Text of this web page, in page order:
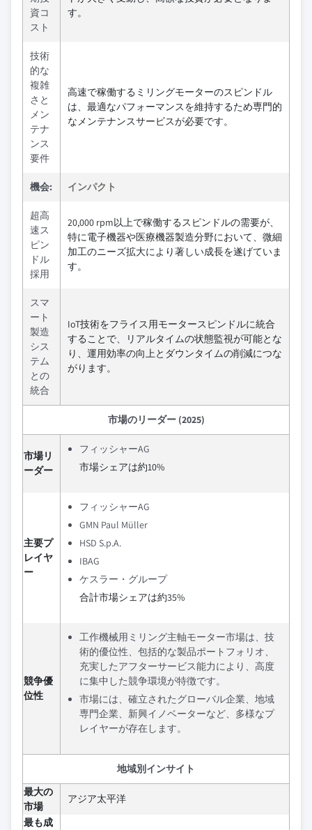
資コ
スト
す。
技術
的な
複雑
さと
メン
テナ
ンス
要件
高速で稼働するミリングモーターのスピンドル
は、最適なパフォーマンスを維持するため専門的
なメンテナンスサービスが必要です。
機会: インパクト
超高
速ス
ピン
ドル
採用
20,000 rpm以上で稼働するスピンドルの需要が、
特に電子機器や医療機器製造分野において、微細
加工のニーズ拡大により著しい成長を遂げていま
す。
スマ
ート
製造
シス
テム
との
統合
IoT技術をフライス用モータースピンドルに統合
することで、リアルタイムの状態監視が可能とな
り、運用効率の向上とダウンタイムの削減につな
がります。
市場のリーダー (2025)
市場リ
ーダー
フィッシャーAG
市場シェアは約10%
主要プ
レイヤ
ー
フィッシャーAG
GMN Paul Müller
HSD S.p.A.
IBAG
ケスラー・グループ
合計市場シェアは約35%
競争優
位性
工作機械用ミリング主軸モーター市場は、技
術的優位性、包括的な製品ポートフォリオ、
充実したアフターサービス能力により、高度
に集中した競争環境が特徴です。
市場には、確立されたグローバル企業、地域
専門企業、新興イノベーターなど、多様なプ
レイヤーが存在します。
地域別インサイト
最大の
市場
アジア太平洋
最も成